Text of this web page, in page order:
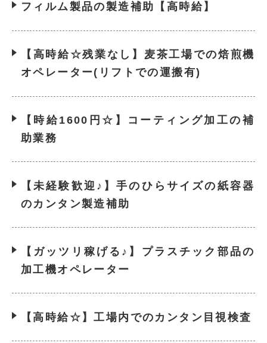
フィルム製品の製造補助【高時給】
【高時給☆残業なし】麦茶工場での焙煎機
オペレーター(リフトでの運搬有)
【時給1600円☆】コーティング加工の補
助業務
【未経験歓迎♪】手のひらサイズの紙容器
のカンタン製造補助
【ガッツリ稼げる♪】プラスチック部品の
加工機オペレーター
【高時給☆】工場内でのカンタン目視検査